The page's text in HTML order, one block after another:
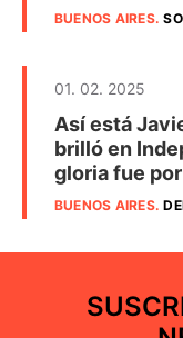
BUENOS AIRES.
01. 02. 2025
Así está
brilló en
gloria fue
BUENOS AIRES.